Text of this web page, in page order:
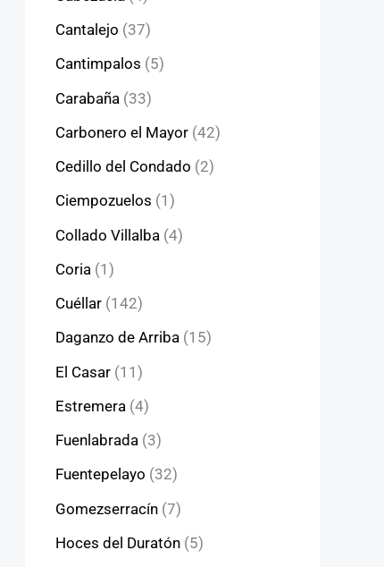
Cantalejo (37)
Cantimpalos (5)
Carabaña (33)
Carbonero el Mayor (42)
Cedillo del Condado (2)
Ciempozuelos (1)
Collado Villalba (4)
Coria (1)
Cuéllar (142)
Daganzo de Arriba (15)
El Casar (11)
Estremera (4)
Fuenlabrada (3)
Fuentepelayo (32)
Gomezserracín (7)
Hoces del Duratón (5)